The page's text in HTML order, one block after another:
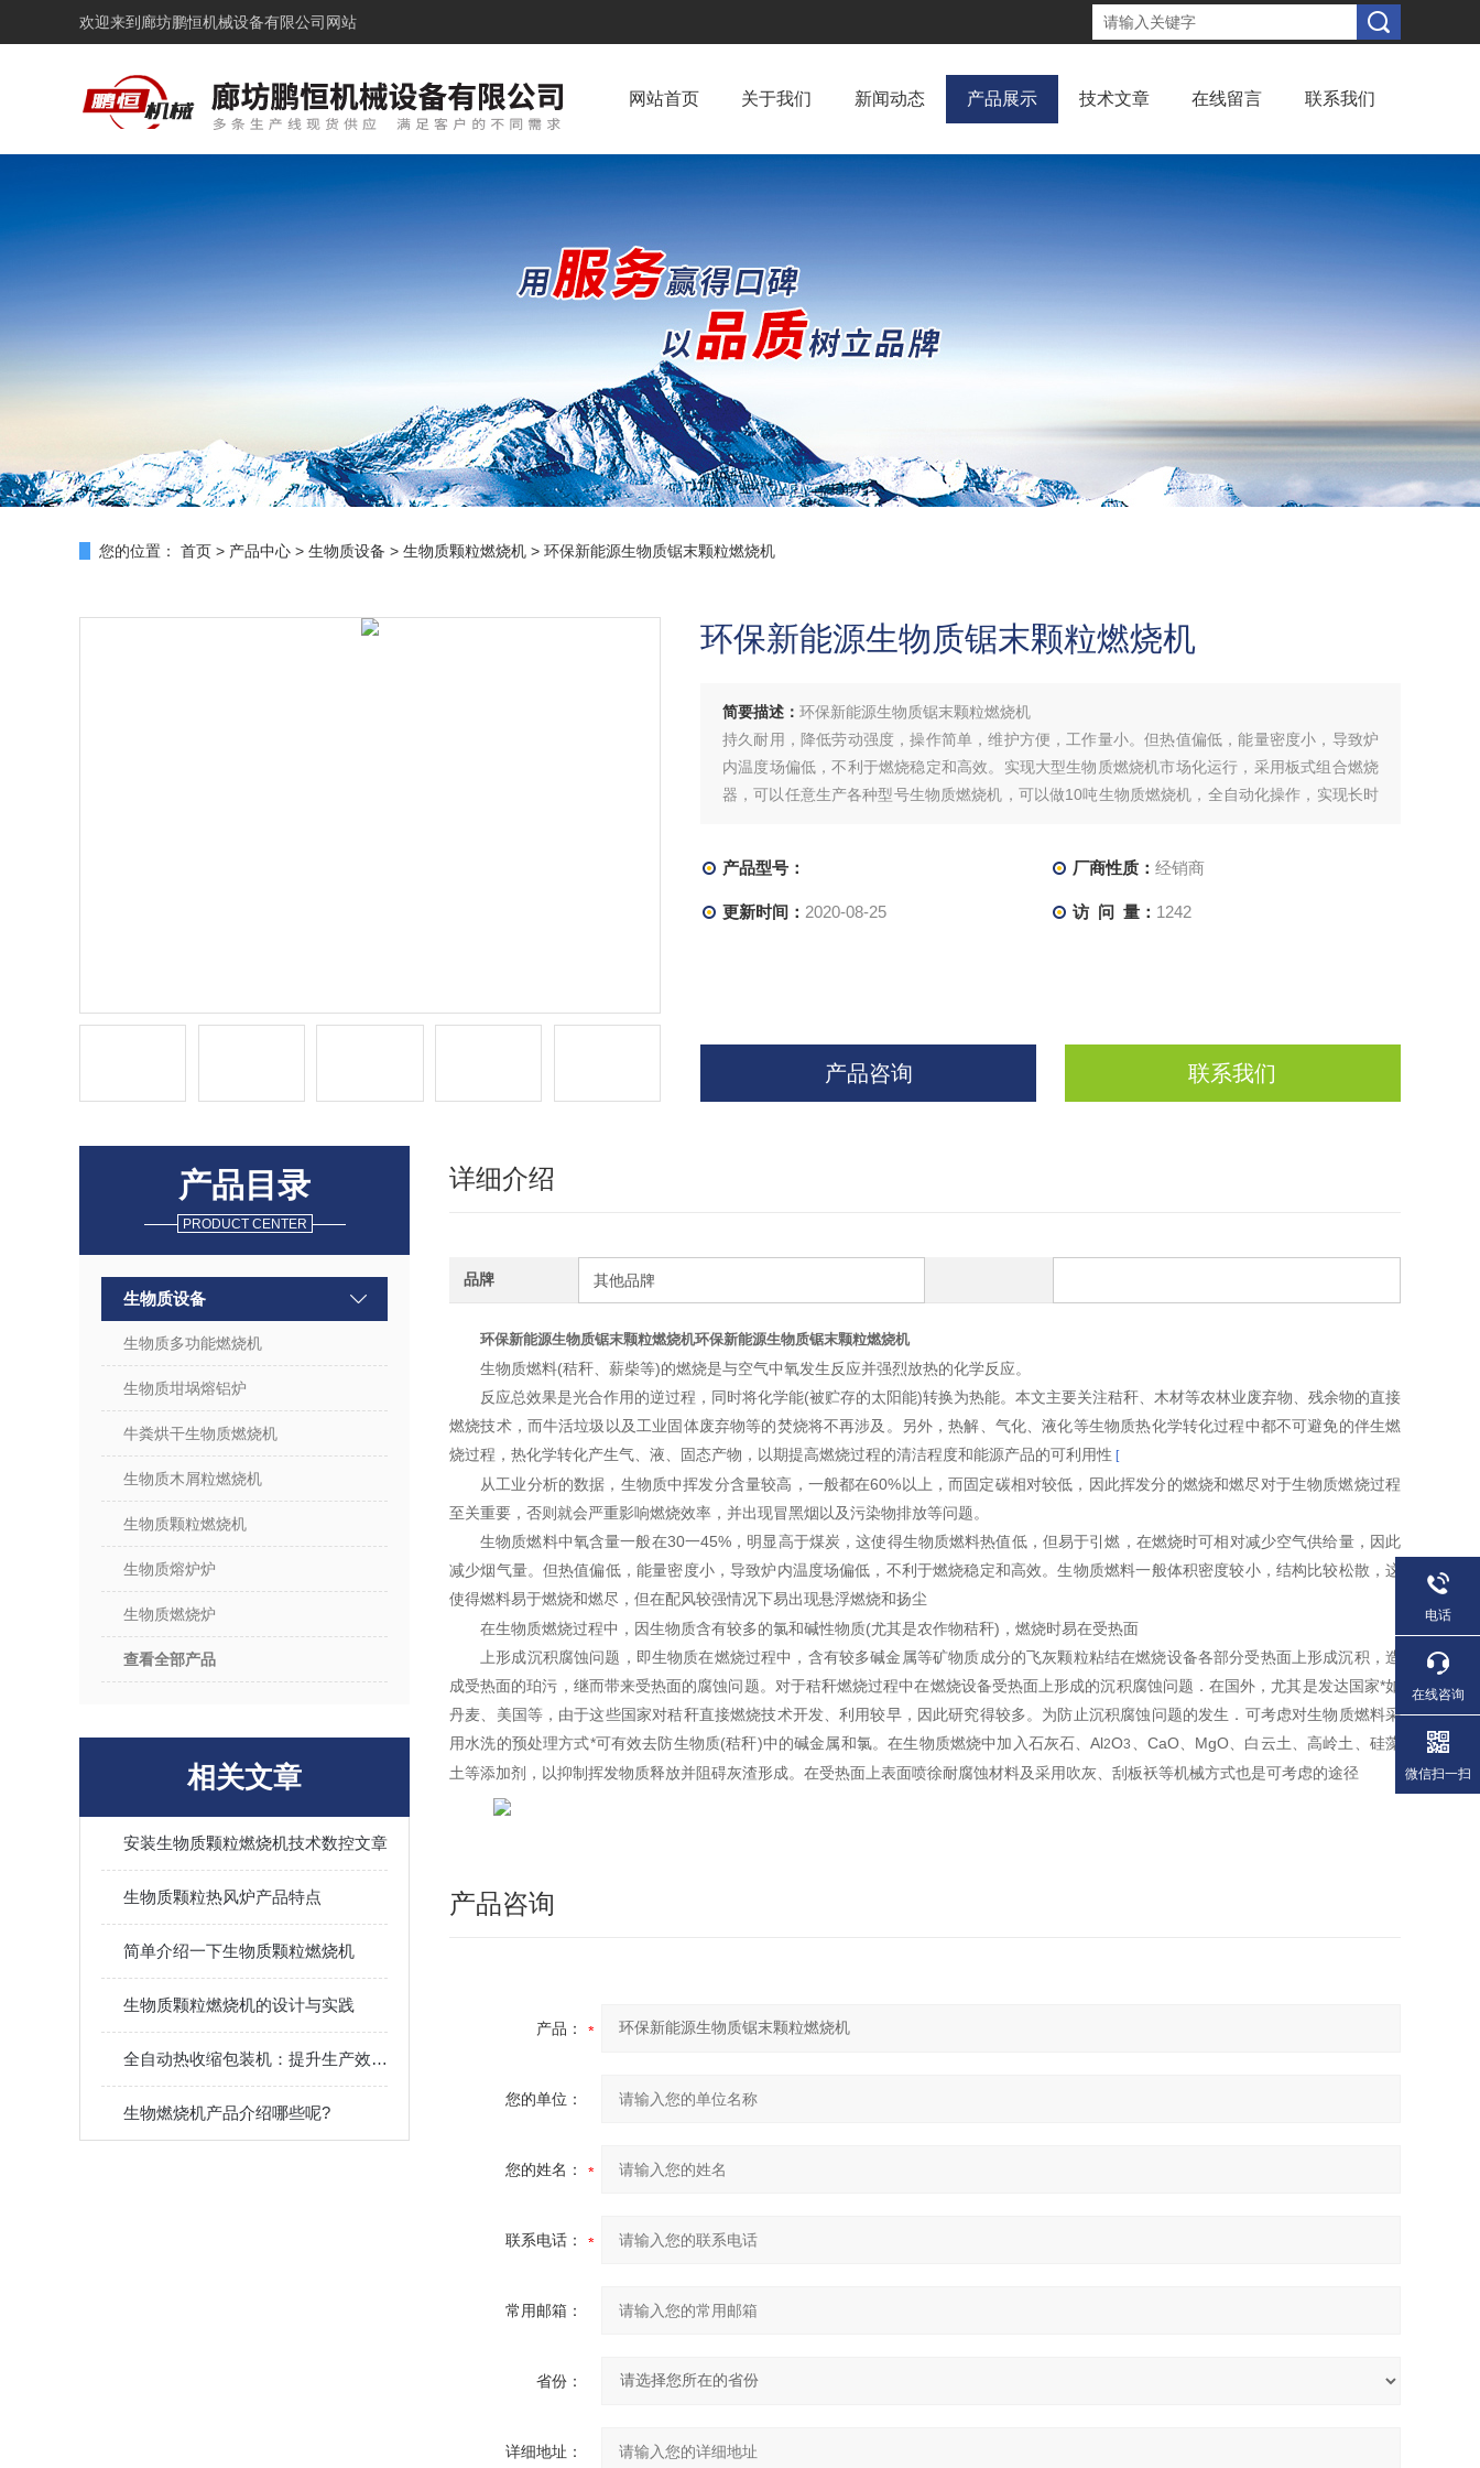
欢迎来到 廊坊鹏恒机械设备有限公司网站
网站首页 关于我们 新闻动态 产品展示 技术文章 在线留言 联系我们
您的位置： 首页 > 产品中心 > 生物质设备 > 生物质颗粒燃烧机 > 环保新能源生物质锯末颗粒燃烧机
环保新能源生物质锯末颗粒燃烧机
简要描述： 环保新能源生物质锯末颗粒燃烧机
持久耐用，降低劳动强度，操作简单，维护方便，工作量小。但热值偏低，能量密度小，导致炉
内温度场偏低，不利于燃烧稳定和高效。实现大型生物质燃烧机市场化运行，采用板式组合燃烧
器，可以任意生产各种型号生物质燃烧机，可以做10吨生物质燃烧机，全自动化操作，实现长时
产品型号： 厂商性质： 经销商
更新时间： 2020-08-25 访 问 量： 1242
产品咨询 联系我们
产品目录
PRODUCT CENTER
生物质设备
生物质多功能燃烧机
生物质坩埚熔铝炉
牛粪烘干生物质燃烧机
生物质木屑粒燃烧机
生物质颗粒燃烧机
生物质熔炉炉
生物质燃烧炉
查看全部产品
相关文章
安装生物质颗粒燃烧机技术数控文章
生物质颗粒热风炉产品特点
简单介绍一下生物质颗粒燃烧机
生物质颗粒燃烧机的设计与实践
全自动热收缩包装机：提升生产效率与品质的仪器
生物燃烧机产品介绍哪些呢?
详细介绍
品牌 其他品牌
环保新能源生物质锯末颗粒燃烧机环保新能源生物质锯末颗粒燃烧机
生物质燃料(秸秆、薪柴等)的燃烧是与空气中氧发生反应并强烈放热的化学反应。
反应总效果是光合作用的逆过程，同时将化学能(被贮存的太阳能)转换为热能。本文主要关注秸秆、木材等农林业废弃物、残余物的直接
燃烧技术，而牛活垃圾以及工业固体废弃物等的焚烧将不再涉及。另外，热解、气化、液化等生物质热化学转化过程中都不可避免的伴生燃
烧过程，热化学转化产生气、液、固态产物，以期提高燃烧过程的清洁程度和能源产品的可利用性 [
从工业分析的数据，生物质中挥发分含量较高，一般都在60%以上，而固定碳相对较低，因此挥发分的燃烧和燃尽对于生物质燃烧过程
至关重要，否则就会严重影响燃烧效率，并出现冒黑烟以及污染物排放等问题。
生物质燃料中氧含量一般在30一45%，明显高于煤炭，这使得生物质燃料热值低，但易于引燃，在燃烧时可相对减少空气供给量，因此
减少烟气量。但热值偏低，能量密度小，导致炉内温度场偏低，不利于燃烧稳定和高效。生物质燃料一般体积密度较小，结构比较松散，这
使得燃料易于燃烧和燃尽，但在配风较强情况下易出现悬浮燃烧和扬尘
在生物质燃烧过程中，因生物质含有较多的氯和碱性物质(尤其是农作物秸秆)，燃烧时易在受热面
上形成沉积腐蚀问题，即生物质在燃烧过程中，含有较多碱金属等矿物质成分的飞灰颗粒粘结在燃烧设备各部分受热面上形成沉积，造
成受热面的珀污，继而带来受热面的腐蚀问题。对于秸秆燃烧过程中在燃烧设备受热面上形成的沉积腐蚀问题．在国外，尤其是发达国家*如
丹麦、美国等，由于这些国家对秸秆直接燃烧技术开发、利用较早，因此研究得较多。为防止沉积腐蚀问题的发生．可考虑对生物质燃料采
用水洗的预处理方式*可有效去防生物质(秸秆)中的碱金属和氯。在生物质燃烧中加入石灰石、Al2O3
、CaO、MgO、白云土、高岭土、硅藻
土等添加剂，以抑制挥发物质释放并阻碍灰渣形成。在受热面上表面喷徐耐腐蚀材料及采用吹灰、刮板袄等机械方式也是可考虑的途径
产品咨询
产品：
您的单位：
您的姓名：
联系电话：
常用邮箱：
省份：
详细地址：
电话
在线咨询
微信扫一扫